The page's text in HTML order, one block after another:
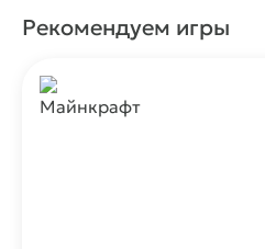
Рекомендуем игры